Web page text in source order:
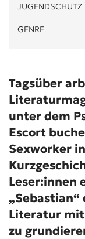
JUGENDSCHUTZ
GENRE
Tagsüber
unter dem
Escort
Sexworker
Leser:innen
„Sebastian“
Literatur
zu